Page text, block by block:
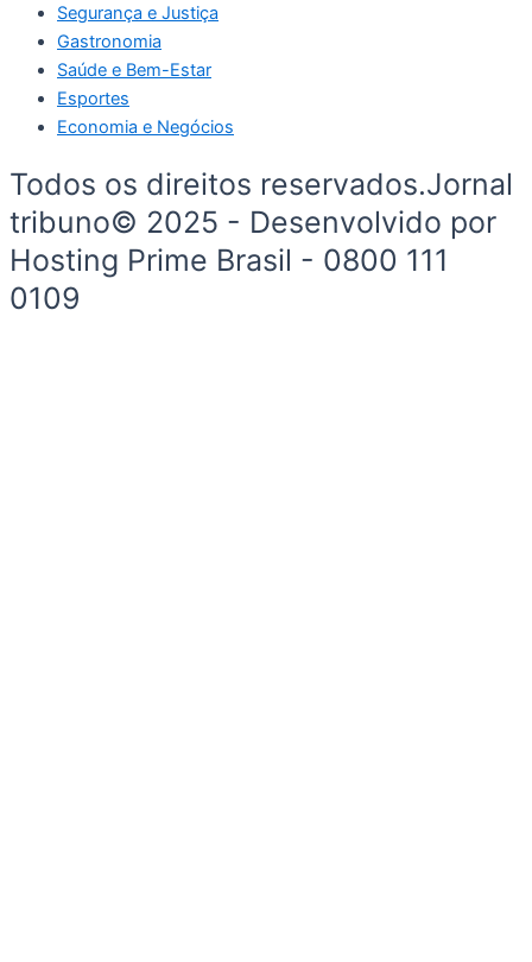
Segurança e Justiça
Gastronomia
Saúde e Bem-Estar
Esportes
Economia e Negócios
Todos os direitos reservados.Jornal
tribuno© 2025 - Desenvolvido por
Hosting Prime Brasil - 0800 111
0109